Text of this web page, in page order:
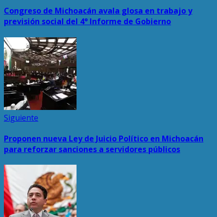
de
entradas
Congreso de Michoacán avala glosa en trabajo y
previsión social del 4° Informe de Gobierno
Siguiente
Proponen nueva Ley de Juicio Político en Michoacán
para reforzar sanciones a servidores públicos